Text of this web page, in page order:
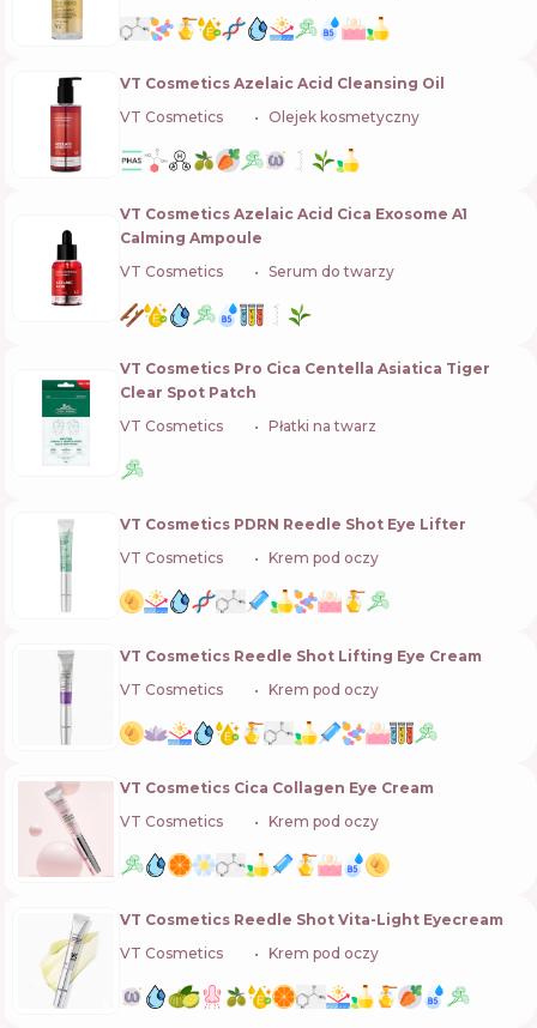
VT Cosmetics Azelaic Acid Cleansing Oil
VT Cosmetics
Olejek kosmetyczny
VT Cosmetics Azelaic Acid Cica Exosome A1
Calming Ampoule
VT Cosmetics
Serum do twarzy
VT Cosmetics Pro Cica Centella Asiatica Tiger
Clear Spot Patch
VT Cosmetics
Płatki na twarz
VT Cosmetics PDRN Reedle Shot Eye Lifter
VT Cosmetics
Krem pod oczy
VT Cosmetics Reedle Shot Lifting Eye Cream
VT Cosmetics
Krem pod oczy
VT Cosmetics Cica Collagen Eye Cream
VT Cosmetics
Krem pod oczy
VT Cosmetics Reedle Shot Vita-Light Eyecream
VT Cosmetics
Krem pod oczy